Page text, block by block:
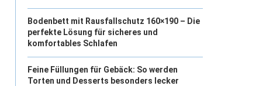
Bodenbett mit Rausfallschutz 160×190 – Die
perfekte Lösung für sicheres und
komfortables Schlafen
Feine Füllungen für Gebäck: So werden
Torten und Desserts besonders lecker